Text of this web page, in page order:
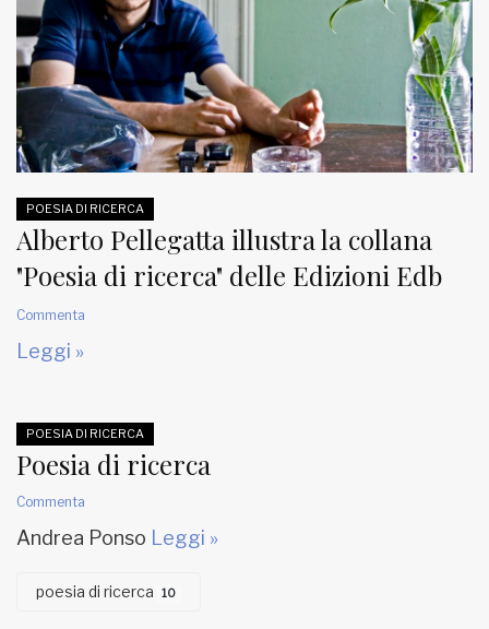
HOME
RUBRICHE
MUNICIPI
Iscriviti alla newsletter
Fondato e diretto da Enzo De
Bernardis
Informativa sulla privacy
POESIA DI RICERCA
Alberto Pellegatta illustra la collana
"Poesia di ricerca" delle Edizioni Edb
Commenta
Leggi »
POESIA DI RICERCA
Poesia di ricerca
Commenta
Andrea Ponso Leggi »
poesia di ricerca 10